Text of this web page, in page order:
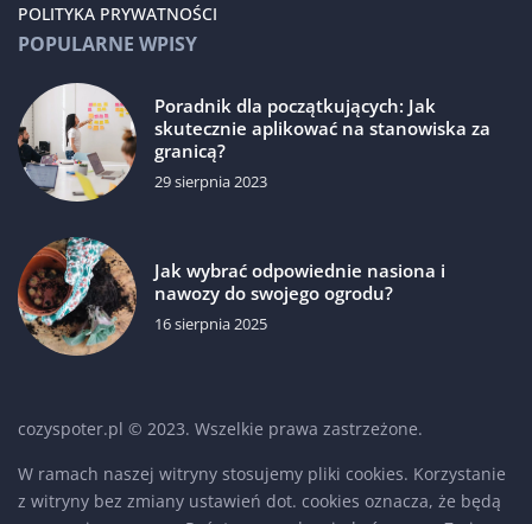
POLITYKA PRYWATNOŚCI
POPULARNE WPISY
Poradnik dla początkujących: Jak
skutecznie aplikować na stanowiska za
granicą?
29 sierpnia 2023
Jak wybrać odpowiednie nasiona i
nawozy do swojego ogrodu?
16 sierpnia 2025
cozyspoter.pl © 2023. Wszelkie prawa zastrzeżone.
W ramach naszej witryny stosujemy pliki cookies. Korzystanie
z witryny bez zmiany ustawień dot. cookies oznacza, że będą